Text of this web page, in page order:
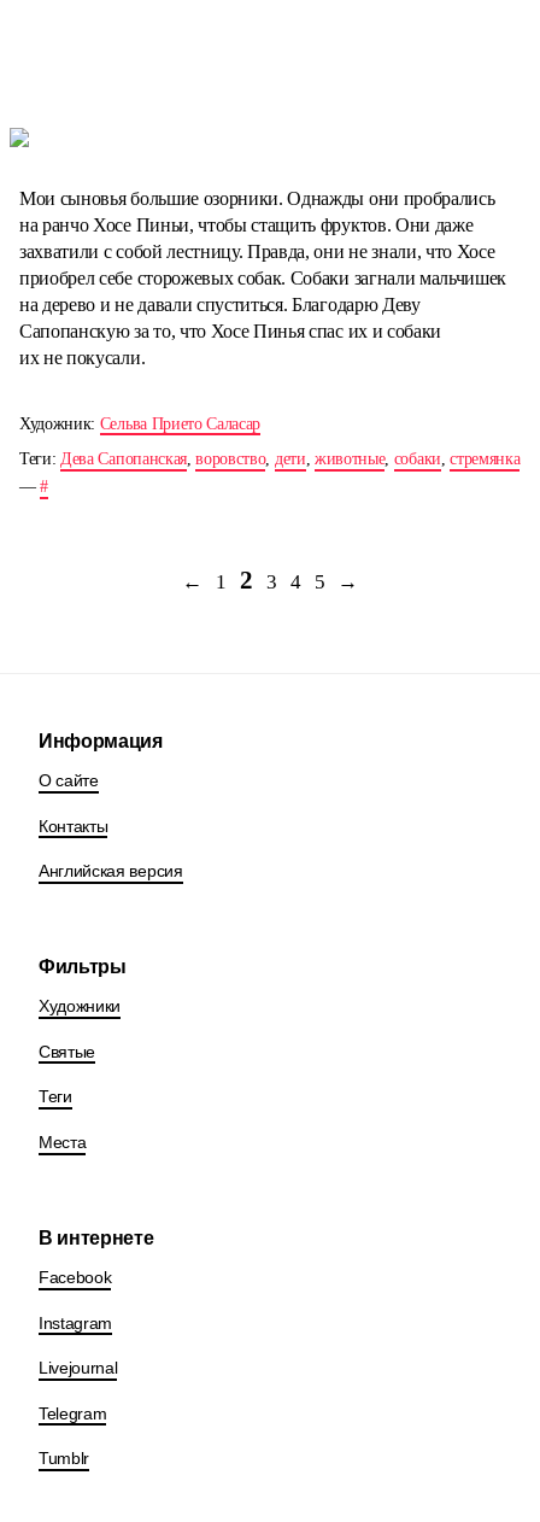
Мои сыновья большие озорники. Однажды они пробрались
на ранчо Хосе Пиньи, чтобы стащить фруктов. Они даже
захватили с собой лестницу. Правда, они не знали, что Хосе
приобрел себе сторожевых собак. Собаки загнали мальчишек
на дерево и не давали спуститься. Благодарю Деву
Сапопанскую за то, что Хосе Пинья спас их и собаки
их не покусали.
Художник: Сельва Прието Саласар
Теги:Дева Сапопанская,воровство, дети, животные, собаки,стремянка
—#
← 1 2 3 4 5 →
Информация
О сайте
Контакты
Английская версия
Фильтры
Художники
Святые
Теги
Места
В интернете
Facebook
Instagram
Livejournal
Telegram
Tumblr